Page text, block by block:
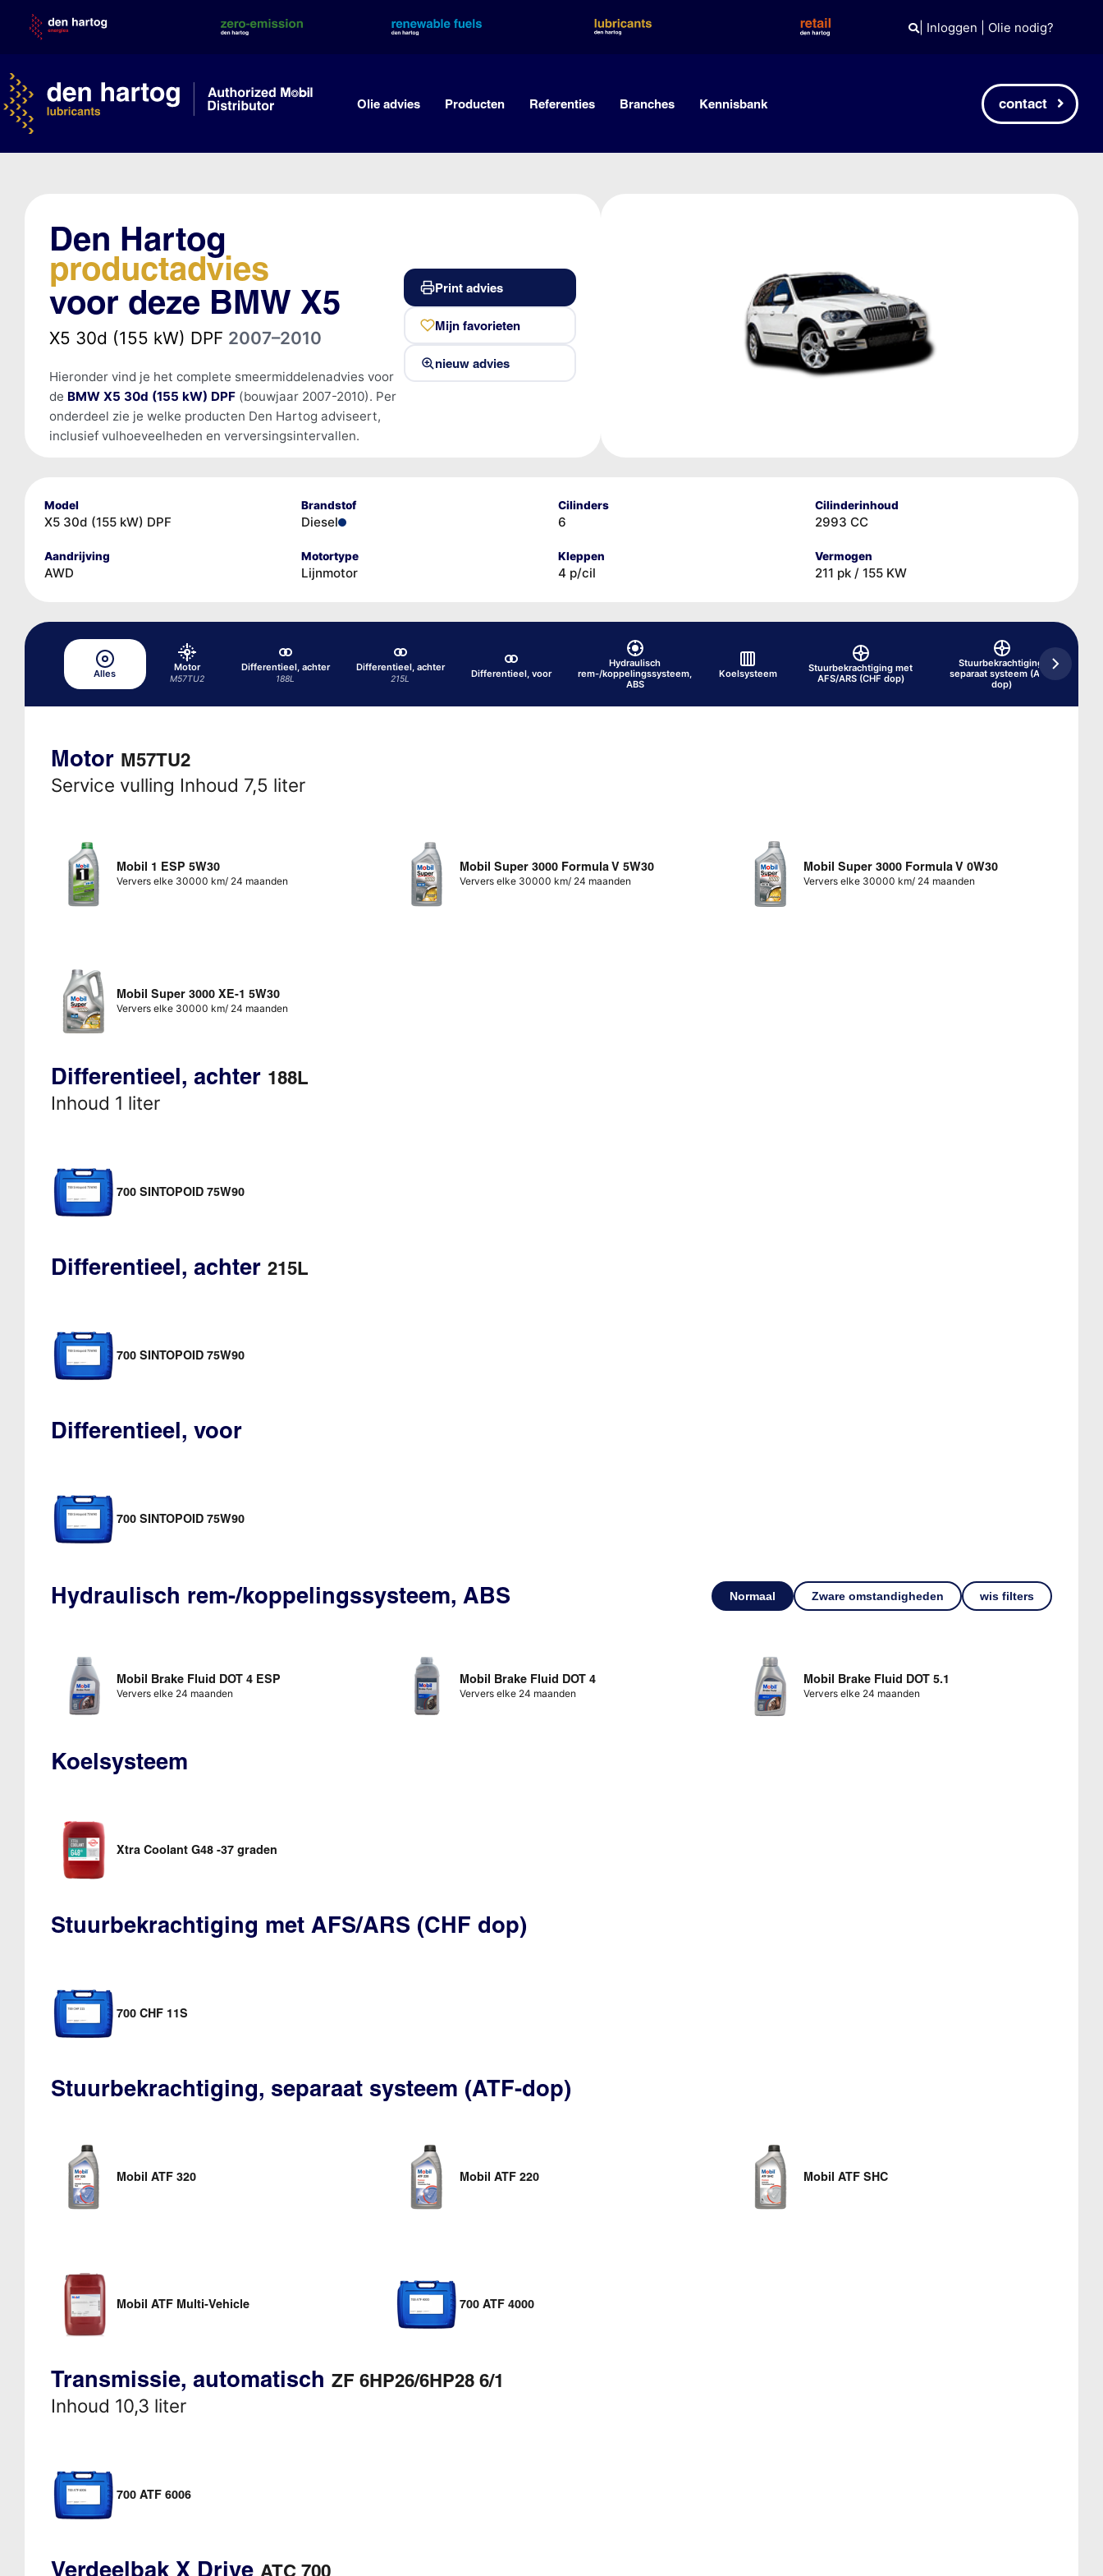
content
| Inloggen Olie nodig?
Olie advies Producten Referenties Branches Kennisbank contact
Den Hartog
productadvies
voor deze BMW X5
X5 30d (155 kW) DPF 2007–2010
Hieronder vind je het complete smeermiddelenadvies voor
de BMW X5 30d (155 kW) DPF(bouwjaar 2007-2010). Per
onderdeel zie je welke producten Den Hartog adviseert,
inclusief vulhoeveelheden en verversingsintervallen.
Print advies
Mijn favorieten
nieuw advies
Model
X5 30d (155 kW) DPF
Brandstof
Diesel
Cilinders
6
Cilinderinhoud
2993 CC
Aandrijving
AWD
Motortype
Lijnmotor
Kleppen
4 p/cil
Vermogen
211 pk / 155 KW
Alles
Motor
M57TU2
Differentieel, achter
188L
Differentieel, achter
215L Differentieel, voor
Hydraulisch
rem-/koppelingssysteem,
ABS
Koelsysteem
Stuurbekrachtiging met
AFS/ARS (CHF dop)
Stuurbekrachtiging,
separaat systeem (ATF-
dop)
Motor M57TU2
Service vulling Inhoud 7,5 liter
Mobil 1 ESP 5W30
Ververs elke 30000 km/ 24 maanden
Mobil Super 3000 Formula V 5W30
Ververs elke 30000 km/ 24 maanden
Mobil Super 3000 Formula V 0W30
Ververs elke 30000 km/ 24 maanden
Mobil Super 3000 XE-1 5W30
Ververs elke 30000 km/ 24 maanden
Differentieel, achter 188L
Inhoud 1 liter
700 SINTOPOID 75W90
Differentieel, achter 215L
700 SINTOPOID 75W90
Differentieel, voor
700 SINTOPOID 75W90
Hydraulisch rem-/koppelingssysteem, ABS Normaal Zware omstandigheden wis filters
Mobil Brake Fluid DOT 4 ESP
Ververs elke 24 maanden
Mobil Brake Fluid DOT 4
Ververs elke 24 maanden
Mobil Brake Fluid DOT 5.1
Ververs elke 24 maanden
Koelsysteem
Xtra Coolant G48 -37 graden
Stuurbekrachtiging met AFS/ARS (CHF dop)
700 CHF 11S
Stuurbekrachtiging, separaat systeem (ATF-dop)
Mobil ATF 320 Mobil ATF 220 Mobil ATF SHC
Mobil ATF Multi-Vehicle 700 ATF 4000
Transmissie, automatisch ZF 6HP26/6HP28 6/1
Inhoud 10,3 liter
700 ATF 6006
Verdeelbak X Drive ATC 700